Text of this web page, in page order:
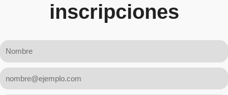
inscripciones
Nombre
Mail